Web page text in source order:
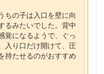
ちの子は入口を壁に向
るみたいでした。背中
覚になるようで、ぐっ
入り口だけ開けて、圧
持たせるのがおすすめ